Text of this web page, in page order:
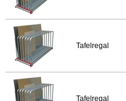
Tafelregal
Tafelregal